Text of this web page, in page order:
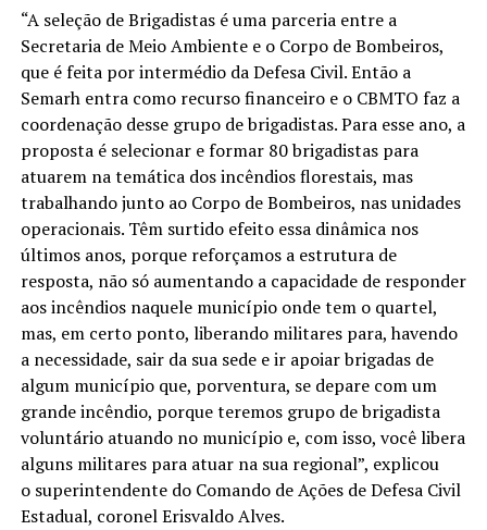
“A seleção de Brigadistas é uma parceria entre a
Secretaria de Meio Ambiente e o Corpo de Bombeiros,
que é feita por intermédio da Defesa Civil. Então a
Semarh entra como recurso financeiro e o CBMTO faz a
coordenação desse grupo de brigadistas. Para esse ano, a
proposta é selecionar e formar 80 brigadistas para
atuarem na temática dos incêndios florestais, mas
trabalhando junto ao Corpo de Bombeiros, nas unidades
operacionais. Têm surtido efeito essa dinâmica nos
últimos anos, porque reforçamos a estrutura de
resposta, não só aumentando a capacidade de responder
aos incêndios naquele município onde tem o quartel,
mas, em certo ponto, liberando militares para, havendo
a necessidade, sair da sua sede e ir apoiar brigadas de
algum município que, porventura, se depare com um
grande incêndio, porque teremos grupo de brigadista
voluntário atuando no município e, com isso, você libera
alguns militares para atuar na sua regional”, explicou
o superintendente do Comando de Ações de Defesa Civil
Estadual, coronel Erisvaldo Alves.